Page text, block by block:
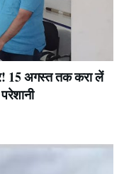
15 अगस्त तक करा लें